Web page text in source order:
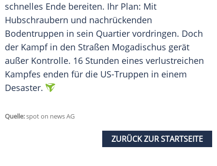
schnelles Ende bereiten. Ihr Plan: Mit
Hubschraubern und nachrückenden
Bodentruppen in sein Quartier vordringen. Doch
der Kampf in den Straßen Mogadischus gerät
außer Kontrolle. 16 Stunden eines verlustreichen
Kampfes enden für die US-Truppen in einem
Desaster.
Quelle:spot on news AG
ZURÜCK ZUR STARTSEITE